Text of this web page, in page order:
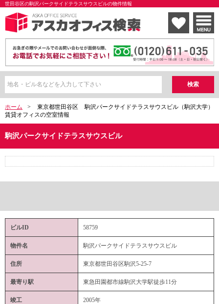
世田谷区の駒沢パークサイドテラスサウスビルの物件情報
ホーム > 東京都世田谷区
駒沢パークサイドテラスサウスビル（駒沢大学）
賃貸オフィスの空室情報
駒沢パークサイドテラスサウスビル
ビルID 58759
物件名 駒沢パークサイドテラスサウスビル
住所 東京都世田谷区駒沢5-25-7
最寄り駅 東急田園都市線駒沢大学駅徒歩11分
竣工 2005年